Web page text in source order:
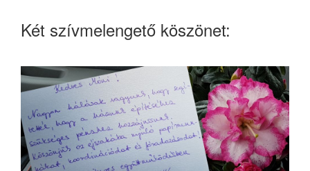
Két szívmelengető köszönet: